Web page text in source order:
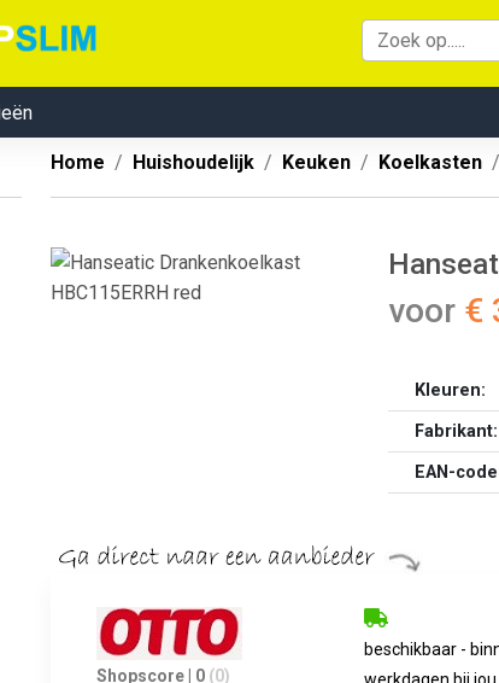
Home Huishoudelijk Keuken Koelkasten
voor €
Kleuren:
Fabrikant:
EAN-
Shopscore | 0 (0)
beschikbaar -
werkdagen bij jou